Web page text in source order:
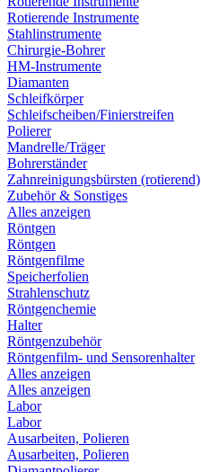
Rotierende Instrumente
Stahlinstrumente
Chirurgie-Bohrer
HM-Instrumente
Diamanten
Schleifkörper
Schleifscheiben/Finierstreifen
Polierer
Mandrelle/Träger
Bohrerständer
Zahnreinigungsbürsten (rotierend)
Zubehör & Sonstiges
Alles anzeigen
Röntgen
Röntgen
Röntgenfilme
Speicherfolien
Strahlenschutz
Röntgenchemie
Halter
Röntgenzubehör
Röntgenfilm- und Sensorenhalter
Alles anzeigen
Alles anzeigen
Labor
Labor
Ausarbeiten, Polieren
Ausarbeiten, Polieren